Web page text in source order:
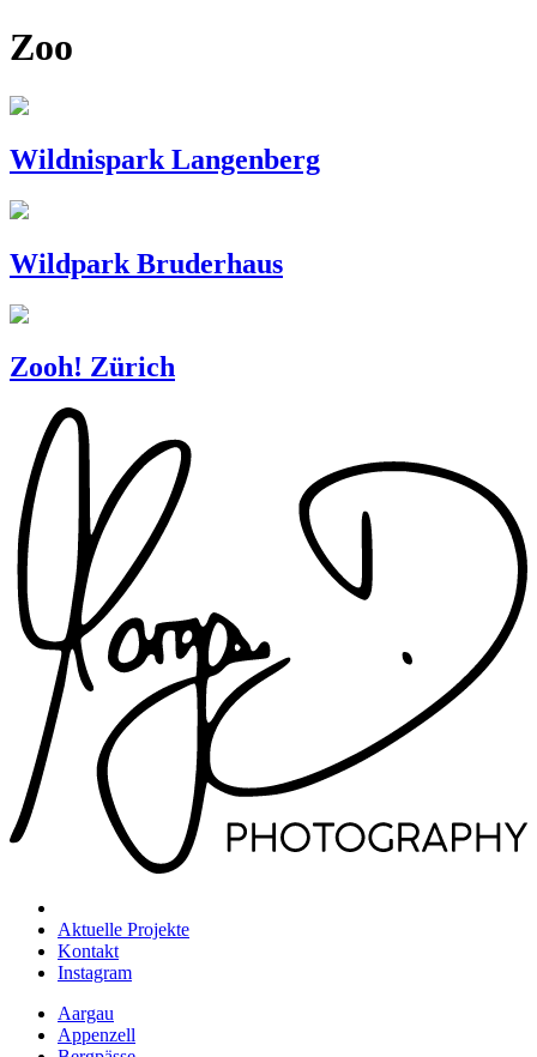
Zoo
Wildnispark Langenberg
Wildpark Bruderhaus
Zooh! Zürich
Aktuelle Projekte
Kontakt
Instagram
Aargau
Appenzell